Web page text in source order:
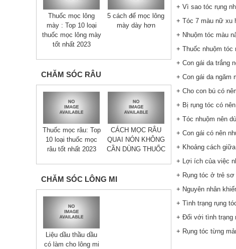
Thuốc mọc lông
mày : Top 10 loại
thuốc mọc lông mày
tốt nhất 2023
5 cách để mọc lông
mày dày hơn
CHĂM SÓC RÂU
Thuốc mọc râu: Top
10 loại thuốc mọc
râu tốt nhất 2023
CÁCH MỌC RÂU
QUAI NÓN KHÔNG
CẦN DÙNG THUỐC
CHĂM SÓC LÔNG MI
Liệu dầu thầu dầu
có làm cho lông mi
+ Vì sao tóc rụng
+ Tóc 7 màu nữ xu
+ Nhuộm tóc màu
+ Thuốc nhuộm tóc
+ Con gái da trắng
+ Con gái da ngăm
+ Cho con bú có
+ Bị rụng tóc có
+ Tóc nhuộm nên
+ Con gái có nên
+ Khoảng cách
+ Lợi ích của việc
+ Rụng tóc ở trẻ sơ
+ Nguyên nhân
+ Tình trạng rụng
+ Đối với tình trạng
+ Rụng tóc từng